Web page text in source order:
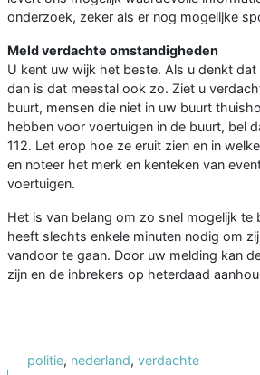
onderzoek, zeker als er nog mogelijke
Meld verdachte omstandigheden
U kent uw wijk het beste. Als u denkt dat
dan is dat meestal ook zo. Ziet u
buurt, mensen die niet in uw buurt
hebben voor voertuigen in de buurt, bel
112. Let erop hoe ze eruit zien en in
en noteer het merk en kenteken van
voertuigen.
Het is van belang om zo snel mogelijk te
heeft slechts enkele minuten nodig om
vandoor te gaan. Door uw melding kan
zijn en de inbrekers op heterdaad
politie, nederland, verdachte